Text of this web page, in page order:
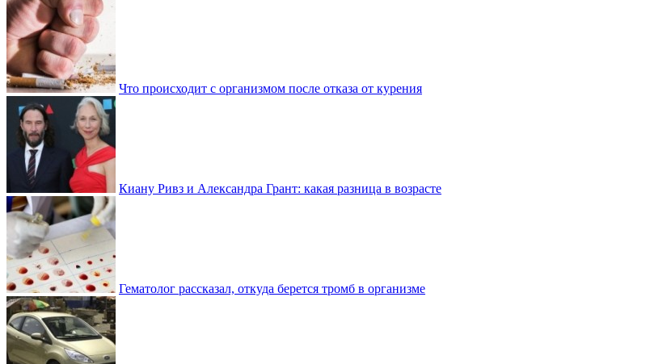
Что происходит с организмом после отказа от курения
Киану Ривз и Александра Грант: какая разница в возрасте
Гематолог рассказал, откуда берется тромб в организме